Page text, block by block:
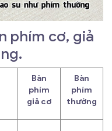
phím cơ, giả
Bàn
phím
giả cơ
Bàn
phím
thường